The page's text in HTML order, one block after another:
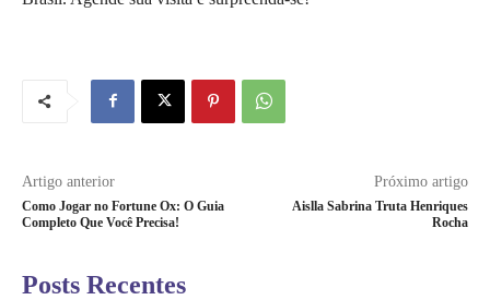
Artigo anterior
Como Jogar no Fortune Ox: O Guia
Completo Que Você Precisa!
Próximo artigo
Aislla Sabrina Truta Henriques
Rocha
Posts Recentes